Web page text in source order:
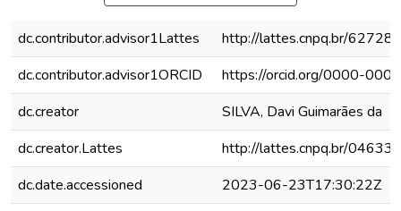
dc.contributor.advisor1Lattes
http://lattes.cnpq.br/
dc.contributor.advisor1ORCID
https://orcid.org/0000-
dc.creator
SILVA, Davi Guimarães da
dc.creator.Lattes
http://lattes.cnpq.br/
dc.date.accessioned
2023-06-23T17:30:22Z